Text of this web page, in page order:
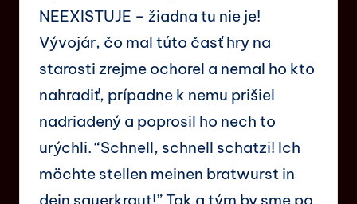
NEEXISTUJE – žiadna tu nie je!
Vývojár, čo mal túto časť hry na
starosti zrejme ochorel a nemal ho kto
nahradiť, prípadne k nemu prišiel
nadriadený a poprosil ho nech to
urýchli. “Schnell, schnell schatzi! Ich
möchte stellen meinen bratwurst in
dein sauerkraut!” Tak a tým by sme po